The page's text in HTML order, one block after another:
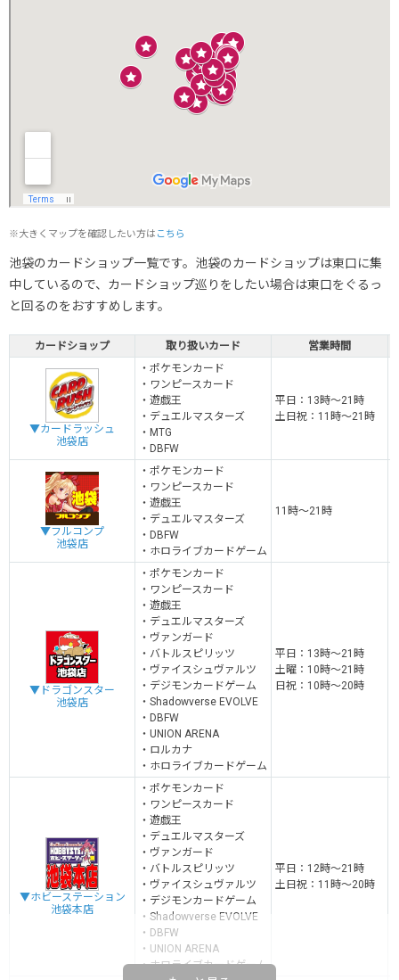
※大きくマップを確認したい方は こちら
池袋のカードショップ一覧です。池袋のカードショップは東口に集
中しているので、カードショップ巡りをしたい場合は東口をぐるっ
と回るのをおすすめします。
カードショップ 取り扱いカード 営業時間
▼カードラッシュ
池袋店
・ポケモンカード
・ワンピースカード
・遊戯王
・デュエルマスターズ
・MTG
・DBFW
平日：13時～21時
土日祝：11時～21時
▼フルコンプ
池袋店
・ポケモンカード
・ワンピースカード
・遊戯王
・デュエルマスターズ
・DBFW
・ホロライブカードゲーム
11時～21時
▼ドラゴンスター
池袋店
・ポケモンカード
・ワンピースカード
・遊戯王
・デュエルマスターズ
・ヴァンガード
・バトルスピリッツ
・ヴァイスシュヴァルツ
・デジモンカードゲーム
・Shadowverse EVOLVE
・DBFW
・UNION ARENA
・ロルカナ
・ホロライブカードゲーム
平日：13時～21時
土曜：10時～21時
日祝：10時～20時
▼ホビーステーション
池袋本店
・ポケモンカード
・ワンピースカード
・遊戯王
・デュエルマスターズ
・ヴァンガード
・バトルスピリッツ
・ ヴァイスシュヴァルツ
・デジモンカードゲーム
・ Shadowverse EVOLVE
・DBFW
・UNION ARENA
・ホロライブカードゲーム
平日：12時～21時
土日祝：11時～20時